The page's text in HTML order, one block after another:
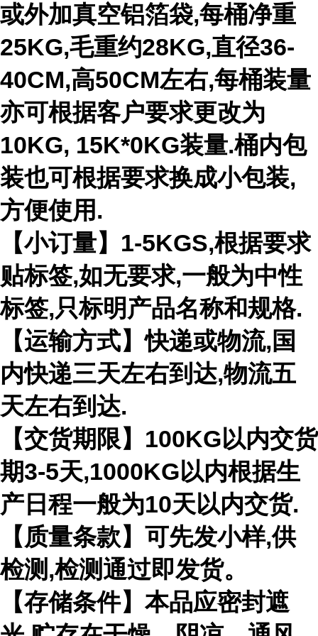
或外加真空铝箔袋,每桶净重
25KG,毛重约28KG,直径36-
40CM,高50CM左右,每桶装量
亦可根据客户要求更改为
10KG, 15K*0KG装量.桶内包
装也可根据要求换成小包装,
方便使用.
【小订量】1-5KGS,根据要求
贴标签,如无要求,一般为中性
标签,只标明产品名称和规格.
【运输方式】快递或物流,国
内快递三天左右到达,物流五
天左右到达.
【交货期限】100KG以内交货
期3-5天,1000KG以内根据生
产日程一般为10天以内交货.
【质量条款】可先发小样,供
检测,检测通过即发货。
【存储条件】本品应密封遮